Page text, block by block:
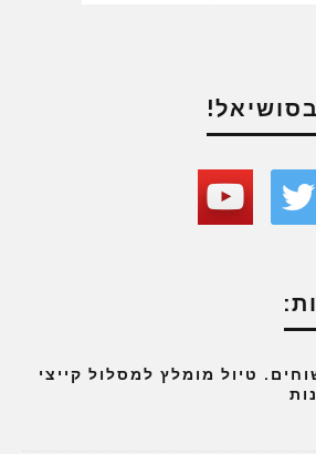
טיול מומלץ למסלול קייצי